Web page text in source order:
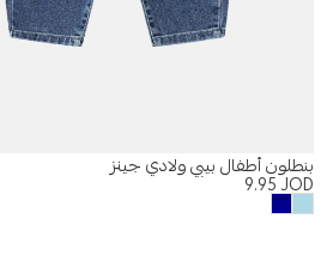
بنطلون أطفال بيبي ولادي جينز
9.95JOD